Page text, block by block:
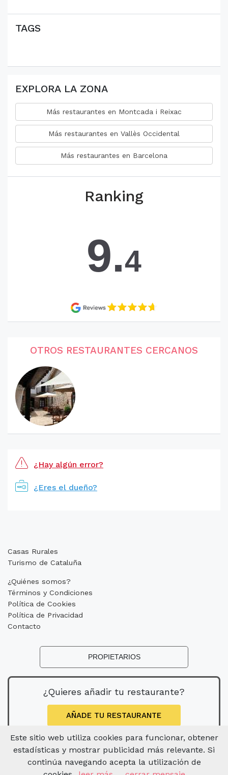
TAGS
EXPLORA LA ZONA
Más restaurantes en Montcada i Reixac
Más restaurantes en Vallès Occidental
Más restaurantes en Barcelona
Ranking
9.4
OTROS RESTAURANTES CERCANOS
¿Hay algún error?
¿Eres el dueño?
Casas Rurales
Turismo de Cataluña
¿Quiénes somos?
Términos y Condiciones
Política de Cookies
Política de Privacidad
Contacto
PROPIETARIOS
¿Quieres añadir tu restaurante?
AÑADE TU RESTAURANTE
Este sitio web utiliza cookies para funcionar, obtener
estadísticas y mostrar publicidad más relevante. Si
continúa navegando acepta la utilización de